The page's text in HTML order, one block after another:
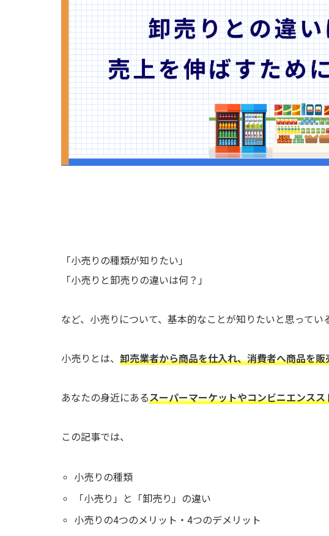
「小売りの種類が知りたい」
「小売りと卸売りの違いは何？」
など、小売りについて、基本的なことが知りたいと思ってい
小売りとは、 卸売業者から商品を仕入れ、消費者へ商品を販
あなたの身近にあるスーパーマーケットやコンビニエンス
この記事では、
小売りの種類
「小売り」と「卸売り」の違い
小売りの4つのメリット・4つのデメリット